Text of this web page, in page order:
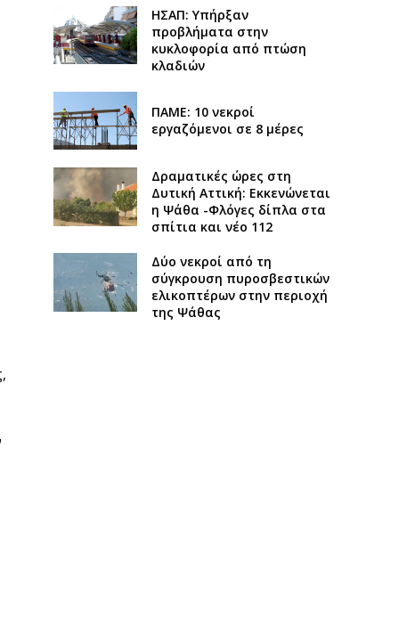
ΗΣΑΠ: Υπήρξαν
προβλήματα στην
κυκλοφορία από πτώση
κλαδιών
ΠΑΜΕ: 10 νεκροί
εργαζόμενοι σε 8 μέρες
Δραματικές ώρες στη
Δυτική Αττική: Εκκενώνεται
η Ψάθα -Φλόγες δίπλα στα
σπίτια και νέο 112
Δύο νεκροί από τη
σύγκρουση πυροσβεστικών
ελικοπτέρων στην περιοχή
της Ψάθας